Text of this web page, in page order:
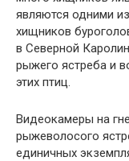
являются одними
хищников
в Северной
рыжего ястреба и
этих птиц.
Видеокамеры на
рыжеволосого
единичных